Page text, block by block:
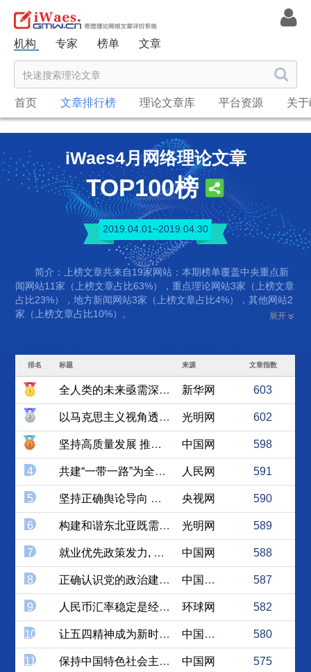
机构 专家 榜单 文章
首页 文章排行榜 理论文章库 平台资源 关
iWaes4月网络理论文章
TOP100榜
2019.04.01~2019.04.30
简介：上榜文章共来自19家网站：本期榜单覆盖中央重点新
闻网站11家（上榜文章占比63%），重点理论网站3家（上榜文章
占比23%），地方新闻网站3家（上榜文章占比4%），其他网站2
家（上榜文章占比10%）。
展开
排名 标题 来源 文章指数
全人类的未来亟需深化合作并... 新华网 603
以马克思主义视角透视“中国... 光明网 602
坚持高质量发展 推动“一带... 中国网 598
4 共建“一带一路”为全球治理... 人民网 591
5 坚持正确舆论导向 让互联网... 央视网 590
6 构建和谐东北亚既需“硬支撑... 光明网 589
7 就业优先政策发力, 实现更... 中国网 588
8 正确认识党的政治建设与思想... 中国社会科学网 587
9 人民币汇率稳定是经济增长基石 环球网 582
10 让五四精神成为新时代激励中... 中国社会科学网 580
11 保持中国特色社会主义的战略... 中国网 575